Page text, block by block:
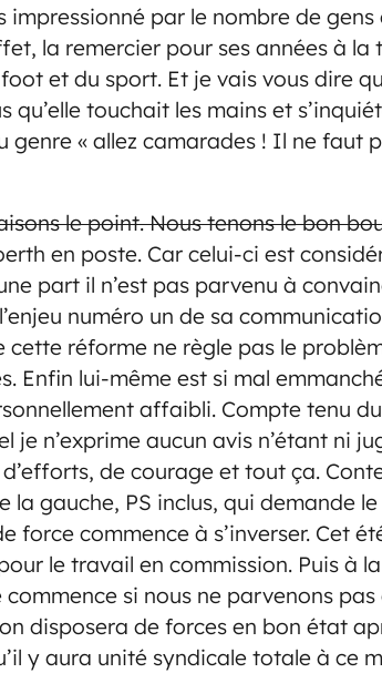
impressionné par le nombre de
la remercier pour ses années à la
foot et du sport. Et je vais vous dire
qu’elle touchait les mains et
genre « allez camarades ! Il ne faut
le point. Nous tenons le bon
en poste. Car celui-ci est
part il n’est pas parvenu à
numéro un de sa
cette réforme ne règle pas le
Enfin lui-même est si mal
affaibli. Compte tenu
je n’exprime aucun avis n’étant ni
de courage et tout ça.
la gauche, PS inclus, qui demande
force commence à s’inverser. Cet
le travail en commission. Puis à
commence si nous ne parvenons
disposera de forces en bon état
y aura unité syndicale totale à ce